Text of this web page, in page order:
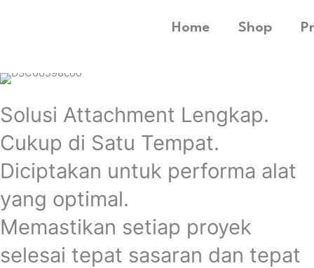
Home Shop
Solusi Attachment Lengkap.
Cukup di Satu Tempat.
Diciptakan untuk performa alat
yang optimal.
Memastikan setiap proyek
selesai tepat sasaran dan tepat